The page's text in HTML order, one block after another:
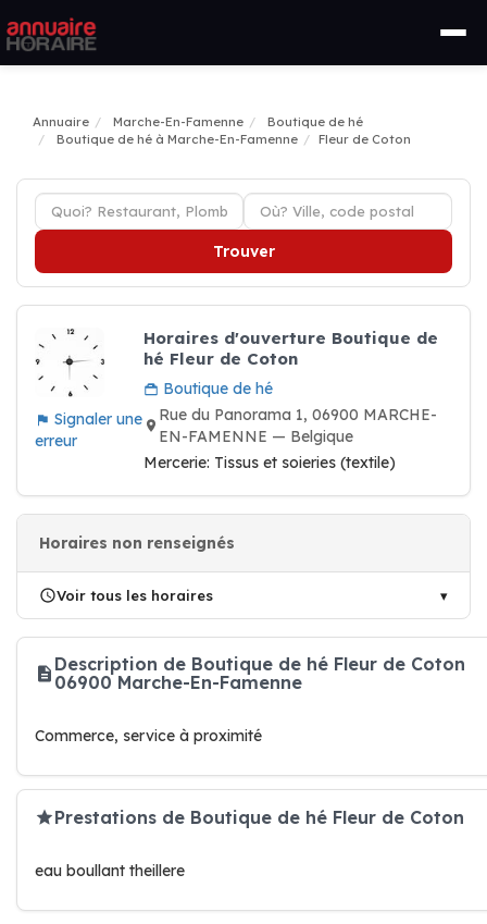
Annuaire Marche-En-Famenne
Boutique de hé
Boutique de hé à Marche-En-Famenne
Fleur de Coton
Trouver
Signaler une
erreur
Horaires d'ouverture Boutique de
hé Fleur de Coton
Boutique de hé
Rue du Panorama 1, 06900 MARCHE-
EN-FAMENNE — Belgique
Mercerie: Tissus et soieries (textile)
Horaires non renseignés
Voir tous les horaires
Description de Boutique de hé Fleur de Coton
06900 Marche-En-Famenne
Commerce, service à proximité
Prestations de Boutique de hé Fleur de Coton
eau boullant theillere